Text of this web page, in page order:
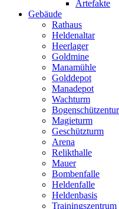
Artefakte
Gebäude
Rathaus
Heldenaltar
Heerlager
Goldmine
Manamühle
Golddepot
Manadepot
Wachturm
Magieturm
Geschützturm
Arena
Relikthalle
Mauer
Bombenfalle
Heldenfalle
Heldenbasis
Trainingszentrum